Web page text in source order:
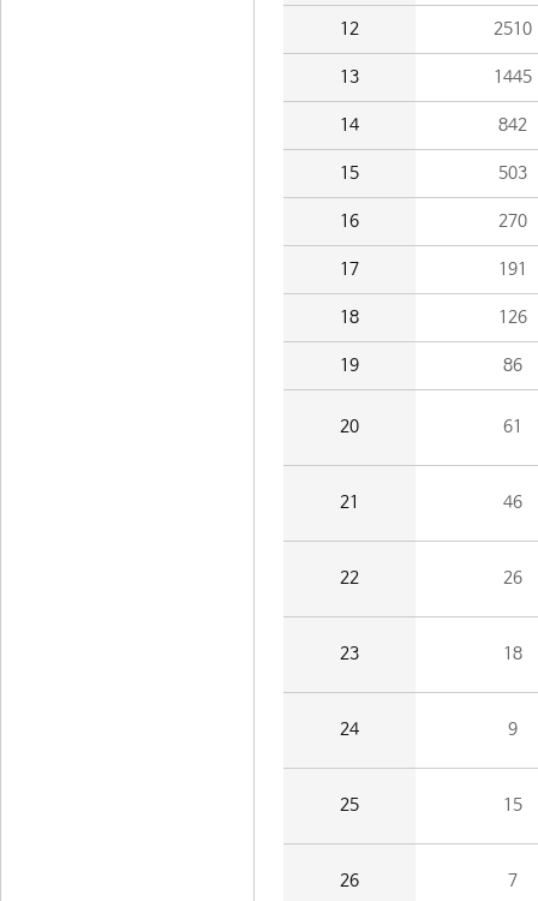
12 2510
13 1445
14 842
15 503
16 270
17 191
18 126
19 86
20 61
21 46
22 26
23 18
24 9
25 15
26 7